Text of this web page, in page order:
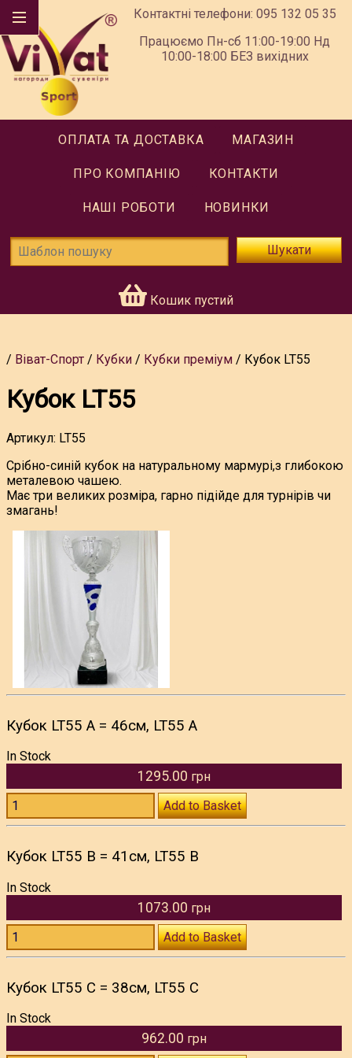
Контактні телефони: 095 132 05 35
Працюємо Пн-сб 11:00-19:00 Нд
10:00-18:00 БЕЗ вихідних
ОПЛАТА ТА ДОСТАВКА МАГАЗИН
ПРО КОМПАНІЮ КОНТАКТИ
НАШІ РОБОТИ НОВИНКИ
Шукати
Кошик пустий
Віват-Спорт Кубки Кубки преміум Кубок LT55
Кубок LT55
Артикул: LT55
Срібно-синій кубок на натуральному мармурі,з глибокою
металевою чашею.
Має три великих розміра, гарно підійде для турнірів чи
змагань!
Кубок LT55 A = 46см, LT55 A
In Stock
1295.00 грн
Add to Basket
Кубок LT55 B = 41см, LT55 B
In Stock
1073.00 грн
Add to Basket
Кубок LT55 C = 38см, LT55 C
In Stock
962.00 грн